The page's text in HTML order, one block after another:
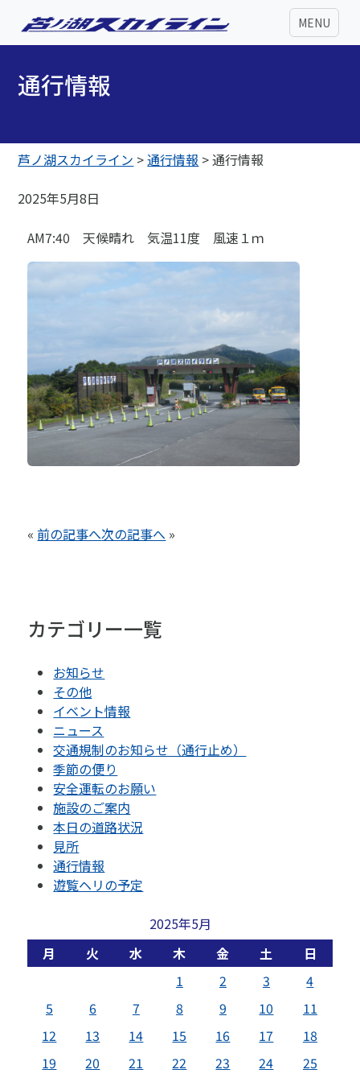
MENU
通行情報
芦ノ湖スカイライン >通行情報 >通行情報
2025年5月8日
AM7:40 天候晴れ 気温11度 風速１ｍ
«前の記事へ次の記事へ »
カテゴリー一覧
お知らせ
その他
イベント情報
ニュース
交通規制のお知らせ（通行止め）
季節の便り
安全運転のお願い
施設のご案内
本日の道路状況
見所
通行情報
遊覧ヘリの予定
2025年5月
月
火 水 木 金 土
日
1
2 3
4
5
6 7 8 9 10
11
12
13 14 15 16 17
18
19
20 21 22 23 24
25